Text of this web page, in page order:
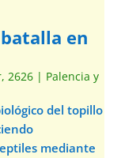
en
2626| Palencia y
del topillo
mediante